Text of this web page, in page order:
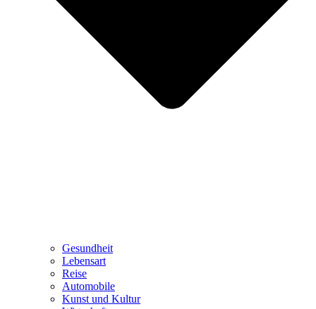
Gesundheit
Lebensart
Reise
Automobile
Kunst und Kultur